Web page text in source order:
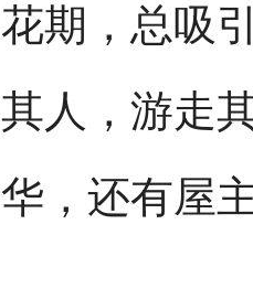
花期，总吸
其人，游走
华，还有屋